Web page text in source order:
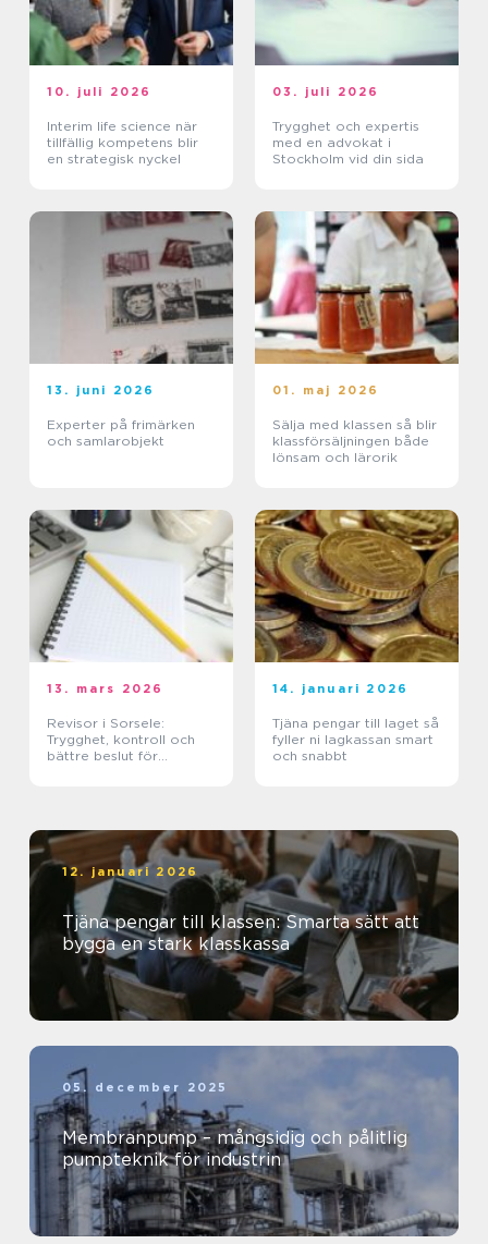
10. juli 2026
Interim life science när
tillfällig kompetens blir
en strategisk nyckel
03. juli 2026
Trygghet och expertis
med en advokat i
Stockholm vid din sida
13. juni 2026
Experter på frimärken
och samlarobjekt
01. maj 2026
Sälja med klassen så blir
klassförsäljningen både
lönsam och lärorik
13. mars 2026
Revisor i Sorsele:
Trygghet, kontroll och
bättre beslut för
14. januari 2026
Tjäna pengar till laget så
fyller ni lagkassan smart
och snabbt
12. januari 2026
Tjäna pengar till klassen: Smarta sätt att
bygga en stark klasskassa
05. december 2025
Membranpump – mångsidig och pålitlig
pumpteknik för industrin